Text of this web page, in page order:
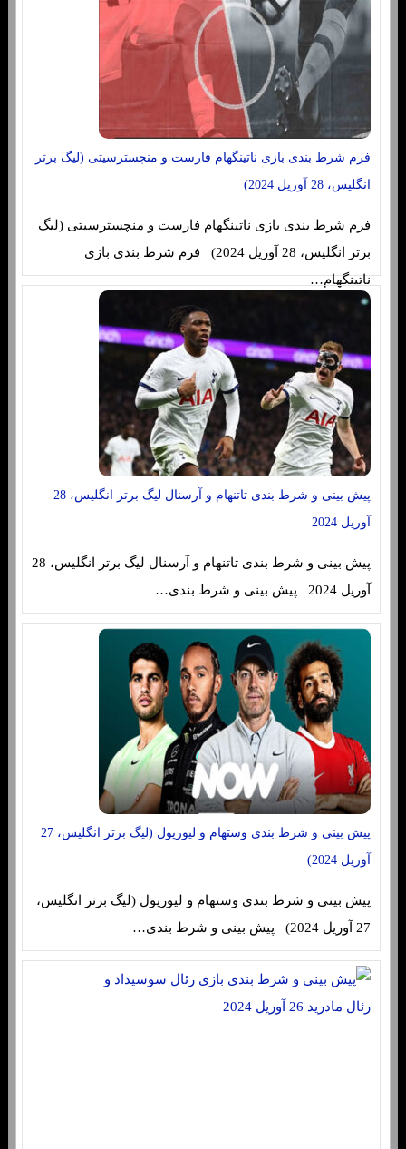
فرم شرط بندی بازی ناتینگهام فارست و منچسترسیتی (لیگ برتر
انگلیس، 28 آوریل 2024)
فرم شرط بندی بازی ناتینگهام فارست و منچسترسیتی (لیگ
برتر انگلیس، 28 آوریل 2024) فرم شرط بندی بازی
ناتینگهام…
پیش بینی و شرط بندی تاتنهام و آرسنال لیگ برتر انگلیس، 28
آوریل 2024
پیش بینی و شرط بندی تاتنهام و آرسنال لیگ برتر انگلیس، 28
آوریل 2024 پیش بینی و شرط بندی…
پیش بینی و شرط بندی وستهام و لیورپول (لیگ برتر انگلیس، 27
آوریل 2024)
پیش بینی و شرط بندی وستهام و لیورپول (لیگ برتر انگلیس،
27 آوریل 2024) پیش بینی و شرط بندی…